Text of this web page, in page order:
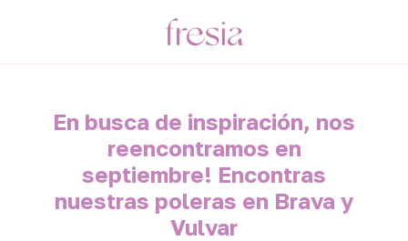
En busca de inspiración, nos
reencontramos en
septiembre! Encontras
nuestras poleras en Brava y
Vulvar